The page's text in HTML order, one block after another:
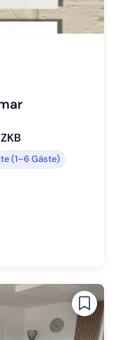
wechseln
wechseln
wechseln
wechseln
wechseln
wechseln
(1–6 Gäste)